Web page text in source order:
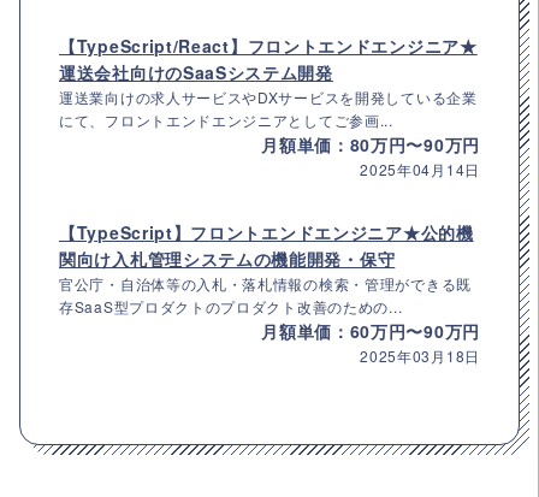
【TypeScript/React】フロントエンドエンジニア★
運送会社向けのSaaSシステム開発
運送業向けの求人サービスやDXサービスを開発している企業
にて、フロントエンドエンジニアとしてご参画...
月額単価：80万円〜90万円
2025年04月14日
【TypeScript】フロントエンドエンジニア★公的機
関向け入札管理システムの機能開発・保守
官公庁・自治体等の入札・落札情報の検索・管理ができる既
存SaaS型プロダクトのプロダクト改善のための...
月額単価：60万円〜90万円
2025年03月18日